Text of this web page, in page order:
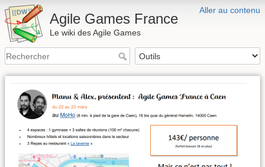
Aller au contenu
Agile Games France
Le wiki des Agile Games